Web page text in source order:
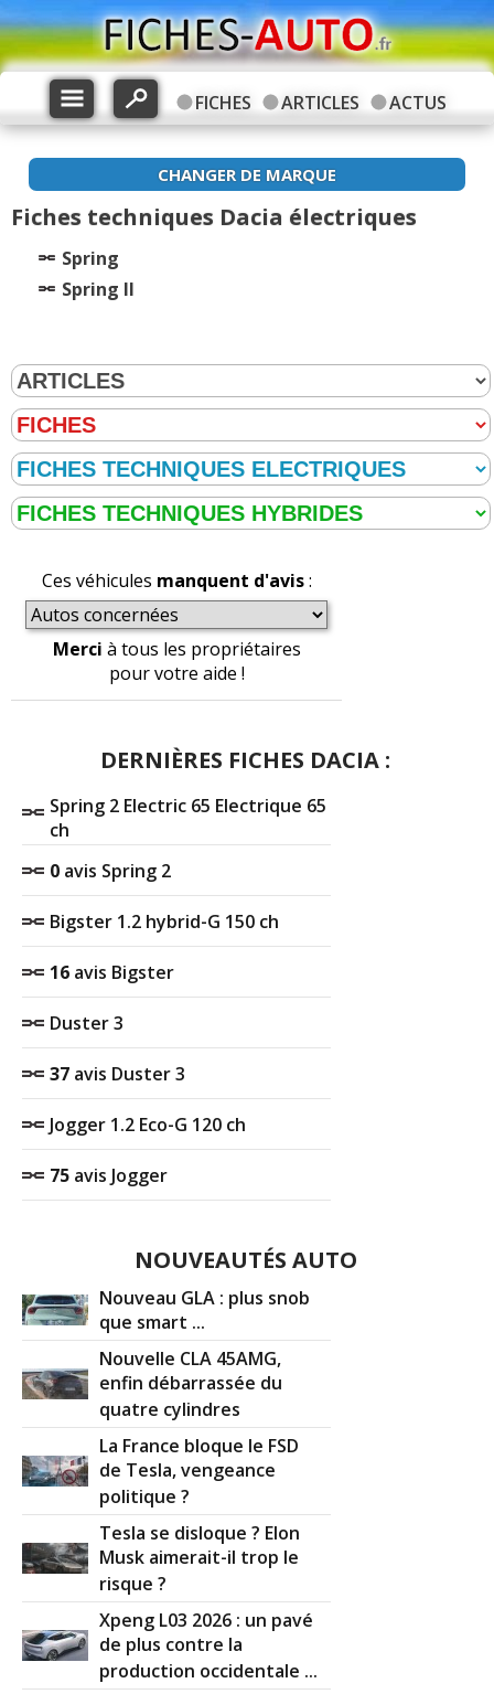
FICHES ARTICLES ACTUS
CHANGER DE MARQUE
Fiches techniques Dacia électriques
Spring
Spring II
Ces véhicules manquent d'avis:
Merci à tous les propriétaires
pour votre aide !
DERNIÈRES FICHES DACIA :
Spring 2 Electric 65 Electrique 65
ch
0 avis Spring 2
Bigster 1.2 hybrid-G 150 ch
16 avis Bigster
Duster 3
37 avis Duster 3
Jogger 1.2 Eco-G 120 ch
75 avis Jogger
NOUVEAUTÉS AUTO
Nouveau GLA : plus snob
que smart ...
Nouvelle CLA 45AMG,
enfin débarrassée du
quatre cylindres
La France bloque le FSD
de Tesla, vengeance
politique ?
Tesla se disloque ? Elon
Musk aimerait-il trop le
risque ?
Xpeng L03 2026 : un pavé
de plus contre la
production occidentale ...